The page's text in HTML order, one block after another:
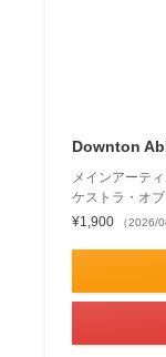
Downton
メインアーテ
ケストラ・オ
¥1,900
（2026/